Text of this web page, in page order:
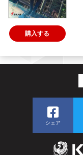
購入する
シェア